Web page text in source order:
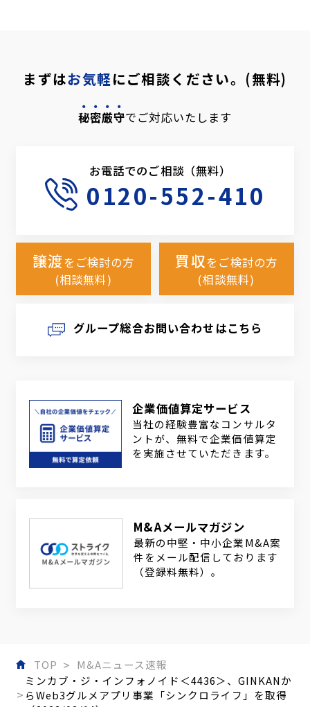
まずはお気軽にご相談ください。(無料)
秘密厳守でご対応いたします
お電話でのご相談（無料）
0120-552-410
譲渡をご検討の方
(相談無料)
買収をご検討の方
(相談無料)
グループ総合お問い合わせはこちら
企業価値算定サービス
当社の経験豊富なコンサルタ
ントが、無料で企業価値算定
を実施させていただきます。
M&Aメールマガジン
最新の中堅・中小企業M&A案
件をメール配信しております
（登録料無料）。
TOP
M&Aニュース速報
ミンカブ・ジ・インフォノイド＜4436＞、GINKANか
らWeb3グルメアプリ事業「シンクロライフ」を取得